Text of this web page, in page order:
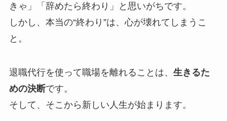
きゃ」「辞めたら終わり」と思いがちです。
しかし、本当の“終わり”は、心が壊れてしまうこ
と。
退職代行を使って職場を離れることは、 生きるた
めの決断です。
そして、そこから新しい人生が始まります。